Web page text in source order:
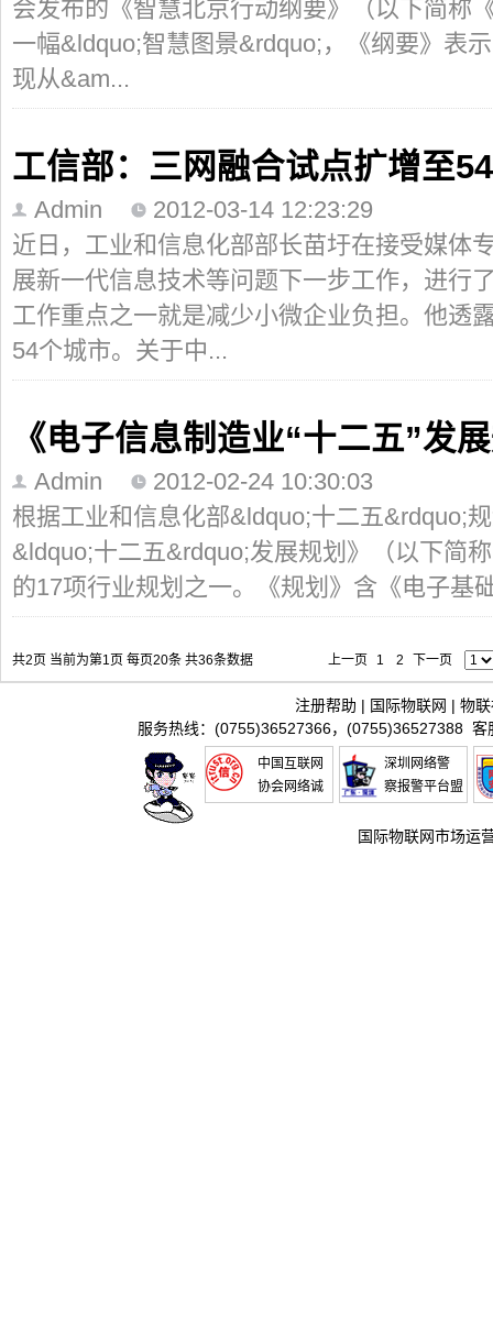
会发布的《智慧北京行动纲要》（以下简称
一幅&ldquo;智慧图景&rdquo;，《纲要》表
现从&am...
工信部：三网融合试点扩增至
Admin
2012-03-14 12:23:29
近日，工业和信息化部部长苗圩在接受媒体
展新一代信息技术等问题下一步工作，进行
工作重点之一就是减少小微企业负担。他透
54个城市。关于中...
《电子信息制造业“十二五”发
Admin
2012-02-24 10:30:03
根据工业和信息化部&ldquo;十二五&rdquo;
&ldquo;十二五&rdquo;发展规划》（以下简
的17项行业规划之一。《规划》含《电子基
共2页 当前为第1页 每页20条 共36条数据 上一页 1 2 下一页
注册帮助 | 国际物联网 | 物
服务热线：(0755)36527366，(0755)36527388 客
中国互联网
协会网络诚
深圳网络警
察报警平台盟
国际物联网市场运